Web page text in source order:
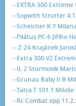
--EXTRA 300
--Sopwith Strutter 4:1
--Scheicher K 7
--Pilátus PC-6 Jiřího
-- Z-24 Krajánek
--Extra 300 V2
--IL 2 Sturmovik
--Grunau Baby II B
--Tatra T 101.1
--Rc Combat epp